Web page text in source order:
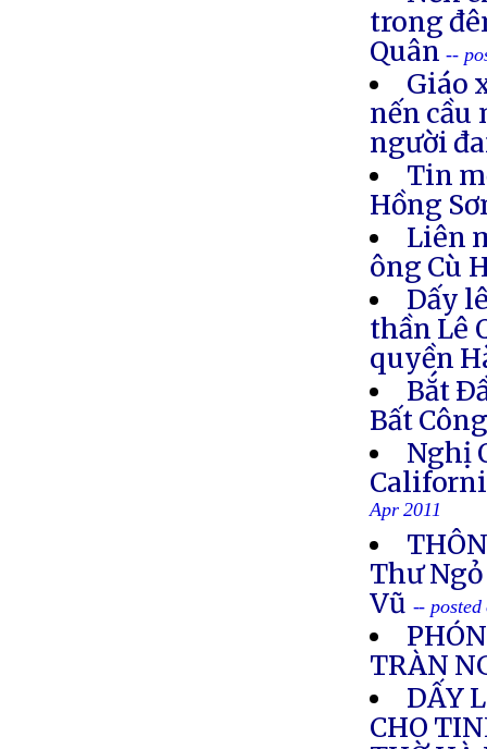
trong
Quân--
Giáo
nến cầu
người
Tin
Hồng
Liên
ông Cù
Dấy
thần Lê
quyền
Bắt
Bất
Nghị
Apr 2011
Thư
Vũ --
TRÀN
DẤY
CHO